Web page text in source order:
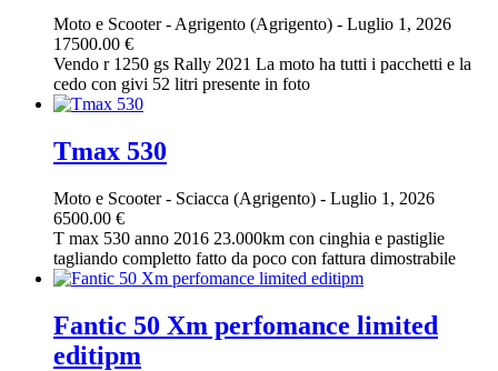
Moto e Scooter- Agrigento (Agrigento) - Luglio 1, 2026
17500.00 €
Vendo r 1250 gs Rally 2021 La moto ha tutti i pacchetti e la
cedo con givi 52 litri presente in foto
Tmax 530
Moto e Scooter- Sciacca (Agrigento) - Luglio 1, 2026
6500.00 €
T max 530 anno 2016 23.000km con cinghia e pastiglie
tagliando completto fatto da poco con fattura dimostrabile
Fantic 50 Xm perfomance limited
editipm